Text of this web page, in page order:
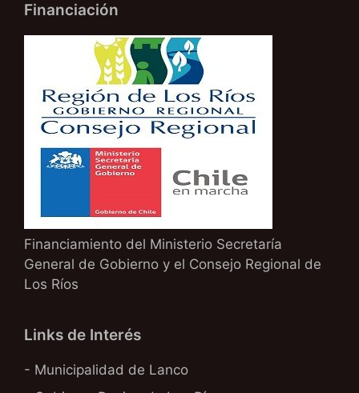
Financiación
Financiamiento del Ministerio Secretaría
General de Gobierno y el Consejo Regional de
Los Ríos
Links de Interés
- Municipalidad de Lanco